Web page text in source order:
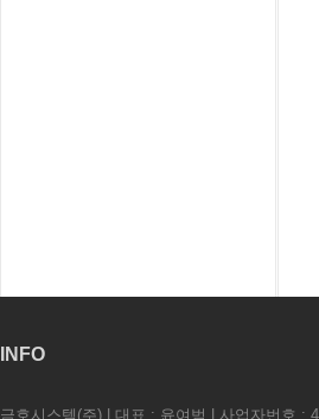
INFO
금호시스템(주) | 대표 : 윤여범 | 사업자번호 :